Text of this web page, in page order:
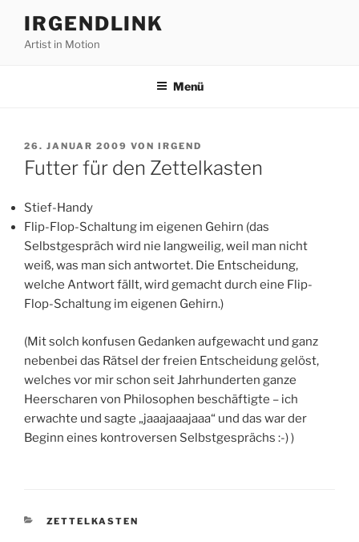
Inhalt
springen
IRGENDLINK
Artist in Motion
Menü
VERÖFFENTLICHT
AM
26. JANUAR 2009 VON IRGEND
Futter für den Zettelkasten
Stief-Handy
Flip-Flop-Schaltung im eigenen Gehirn (das
Selbstgespräch wird nie langweilig, weil man nicht
weiß, was man sich antwortet. Die Entscheidung,
welche Antwort fällt, wird gemacht durch eine Flip-
Flop-Schaltung im eigenen Gehirn.)
(Mit solch konfusen Gedanken aufgewacht und ganz
nebenbei das Rätsel der freien Entscheidung gelöst,
welches vor mir schon seit Jahrhunderten ganze
Heerscharen von Philosophen beschäftigte – ich
erwachte und sagte „jaaajaaajaaa“ und das war der
Beginn eines kontroversen Selbstgesprächs :-) )
KATEGORIEN
ZETTELKASTEN